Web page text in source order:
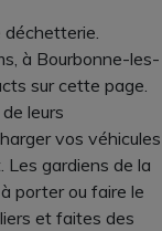
à Bourbonne-les-
sur cette page.
leurs
vos véhicules
gardiens de la
porter ou faire le
et faites des